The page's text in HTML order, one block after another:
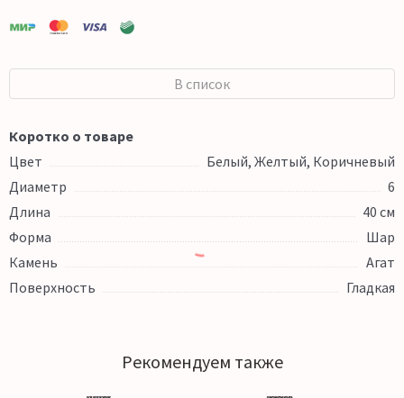
В список
Коротко о товаре
Цвет
Белый, Желтый, Коричневый
Диаметр
6
Длина
40 см
Форма
Шар
Камень
Агат
Поверхность
Гладкая
Рекомендуем также